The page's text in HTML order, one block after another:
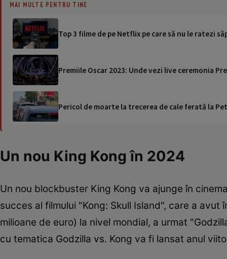
MAI MULTE PENTRU TINE
Top 3 filme de pe Netflix pe care să nu le ratezi
Premiile Oscar 2023: Unde vezi live ceremonia
Pericol de moarte la trecerea de cale ferată la
Un nou King Kong în 2024
Un nou blockbuster King Kong va ajunge în
succes al filmului "Kong: Skull Island", care a
milioane de euro) la nivel mondial, a urmat
cu tematica Godzilla vs. Kong va fi lansat anul